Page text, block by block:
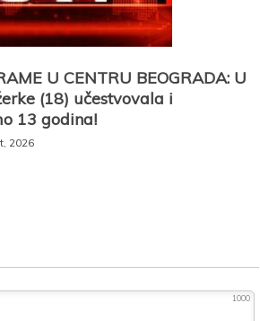
U CENTRU BEOGRADA: U
(18) učestvovala i
13 godina!
2026
1000